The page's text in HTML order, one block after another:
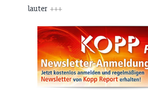
lauter +++